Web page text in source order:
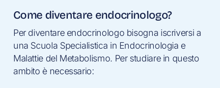
Come diventare endocrinologo?
Per diventare endocrinologo bisogna iscriversi a
una Scuola Specialistica in Endocrinologia e
Malattie del Metabolismo. Per studiare in questo
ambito è necessario: